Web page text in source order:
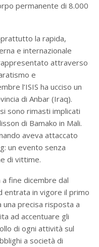
permanente di 8.000
la rapida,
e internazionale
attraverso
e
l’ISIS ha ucciso un
di Anbar (Iraq).
sono rimasti implicati
di Bamako in Mali.
aveva attaccato
un evento senza
di vittime.
fine dicembre dal
entrata in vigore il primo
una precisa risposta a
ad accentuare gli
di ogni attività sul
a società di